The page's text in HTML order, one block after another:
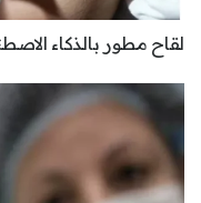
لقاح مطور بالذكاء